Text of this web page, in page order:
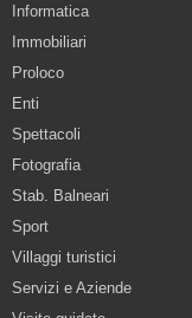
Informatica
Immobiliari
Proloco
Enti
Spettacoli
Fotografia
Stab. Balneari
Sport
Villaggi turistici
Servizi e Aziende